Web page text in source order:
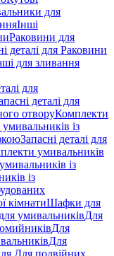
для
Інші
Раковини для
деталі для Раковини
для зливання
для
деталі для
отворуКомплекти
із
Запасні деталі для
умивальників
із
із
кімнатиШафки для
умивальниківДля
Для
Для
Для подвійних